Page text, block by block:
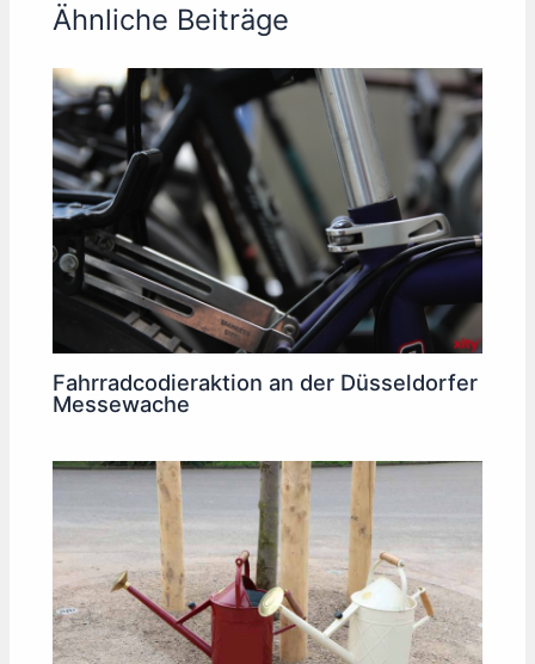
Ähnliche Beiträge
Fahrradcodieraktion an der Düsseldorfer
Messewache